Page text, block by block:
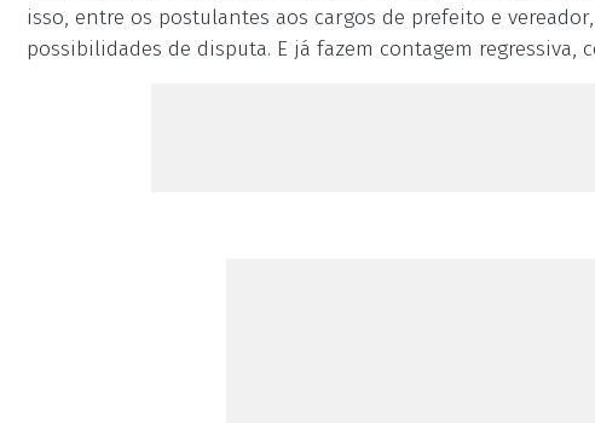
isso, entre os postulantes aos cargos de prefeito e
possibilidades de disputa. E já fazem contagem regressiva,